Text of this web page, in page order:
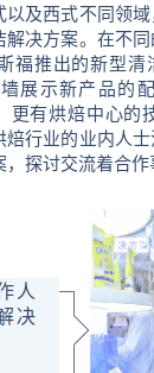
以及西式不同领
解决方案。在不
福推出的新型清
展示新产品的
更有烘焙中心的
焙行业的业内人
探讨交流着合作
人
决